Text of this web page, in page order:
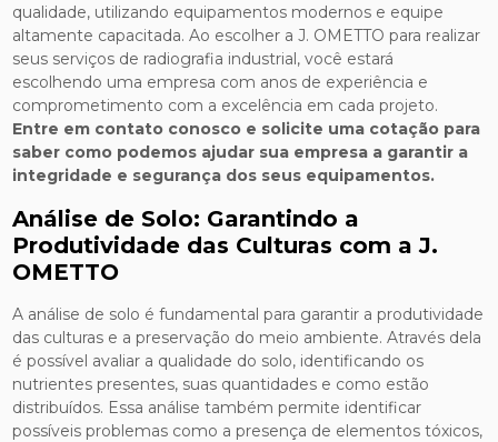
qualidade, utilizando equipamentos modernos e equipe
altamente capacitada. Ao escolher a J. OMETTO para realizar
seus serviços de radiografia industrial, você estará
escolhendo uma empresa com anos de experiência e
comprometimento com a excelência em cada projeto.
Entre em contato conosco e solicite uma cotação para
saber como podemos ajudar sua empresa a garantir a
integridade e segurança dos seus equipamentos.
Análise de Solo: Garantindo a
Produtividade das Culturas com a J.
OMETTO
A análise de solo é fundamental para garantir a produtividade
das culturas e a preservação do meio ambiente. Através dela
é possível avaliar a qualidade do solo, identificando os
nutrientes presentes, suas quantidades e como estão
distribuídos. Essa análise também permite identificar
possíveis problemas como a presença de elementos tóxicos,